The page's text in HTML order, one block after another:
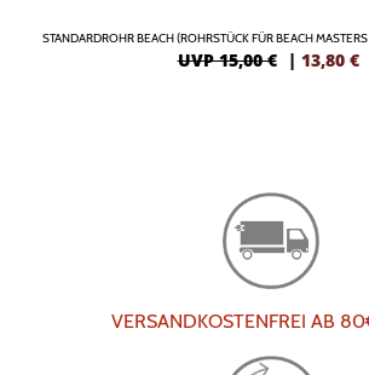
UVP 15,00 € | 13,80 €
VERSANDKOSTENFREI AB